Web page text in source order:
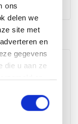
ons
delen we
site met
en
gegevens
die u aan ze
Megastore -